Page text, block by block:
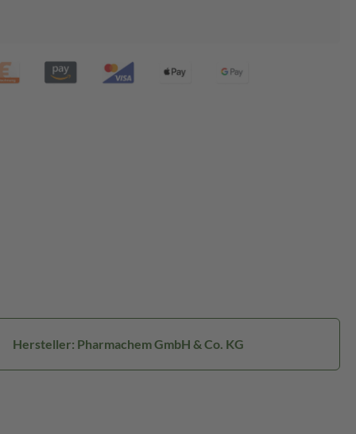
Hersteller: Pharmachem GmbH & Co. KG